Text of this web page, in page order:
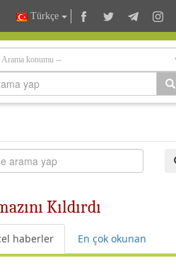
Türkçe
Kıldırdı
haberler En çok okunan